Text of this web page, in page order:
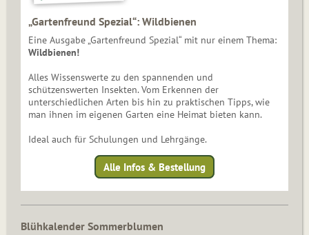
„Gartenfreund Spezial“: Wildbienen
Eine Ausgabe „Gartenfreund Spezial“ mit nur einem Thema:
Wildbienen!
Alles Wissenswerte zu den spannenden und
schützenswerten Insekten. Vom Erkennen der
unterschiedlichen Arten bis hin zu praktischen Tipps, wie
man ihnen im eigenen Garten eine Heimat bieten kann.
Ideal auch für Schulungen und Lehrgänge.
Alle Infos & Bestellung
Blühkalender Sommerblumen